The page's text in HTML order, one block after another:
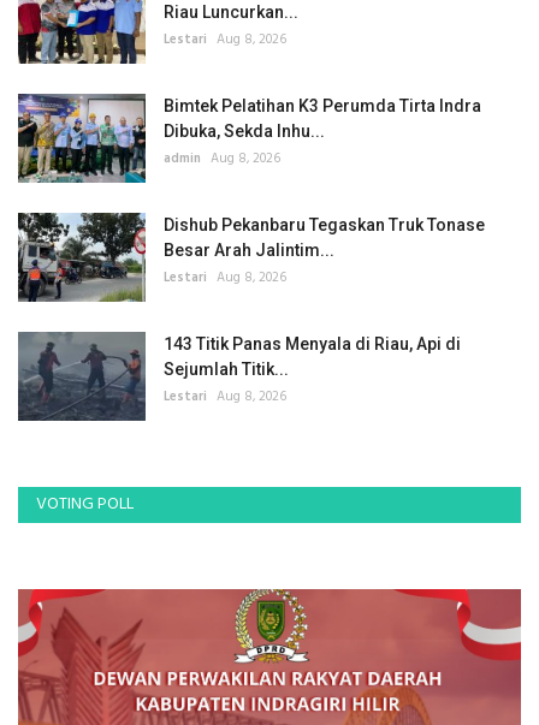
Riau Luncurkan...
Lestari Aug 8, 2026
Bimtek Pelatihan K3 Perumda Tirta Indra
Dibuka, Sekda Inhu...
admin Aug 8, 2026
Dishub Pekanbaru Tegaskan Truk Tonase
Besar Arah Jalintim...
Lestari Aug 8, 2026
143 Titik Panas Menyala di Riau, Api di
Sejumlah Titik...
Lestari Aug 8, 2026
VOTING POLL